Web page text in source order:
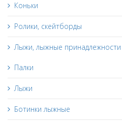
Коньки
Ролики, скейтборды
Лыжи, лыжные принадлежности
Палки
Лыжи
Ботинки лыжные